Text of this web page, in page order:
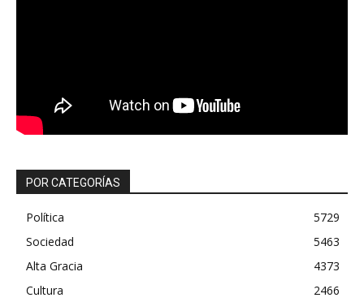
POR CATEGORÍAS
Política
5729
Sociedad
5463
Alta Gracia
4373
Cultura
2466